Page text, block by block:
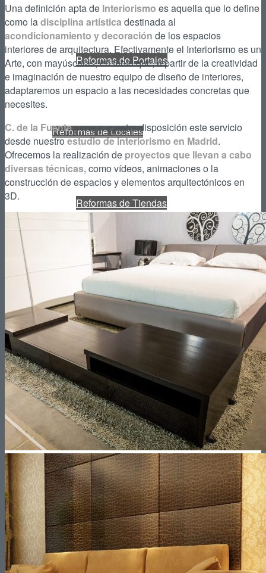
Reformas de Portales
Reformas de Locales
Reformas de Tiendas
Reformas de Restaurantes
Reformas de Cafeterías
Reformas de Oficinas
Presupuestos
¿Cuánto cuesta Reformar un Piso?
Una definición apta de Interiorismo es aquella que lo define
como ladisciplina artística destinada al
acondicionamiento y decoración de los espacios
interiores de arquitectura. Efectivamente el Interiorismo es un
Arte, con mayúsculas, en tanto que, a partir de la creatividad
e imaginación de nuestro equipo de diseño de interiores,
adaptaremos un espacio a las necesidades concretas que
necesites.
C. de la Fuentepone a vuestra disposición este servicio
desde nuestroestudio de interiorismo en Madrid.
Ofrecemos la realización de proyectos que llevan a cabo
diversas técnicas,como vídeos, animaciones o la
construcción de espacios y elementos arquitectónicos en
3D.